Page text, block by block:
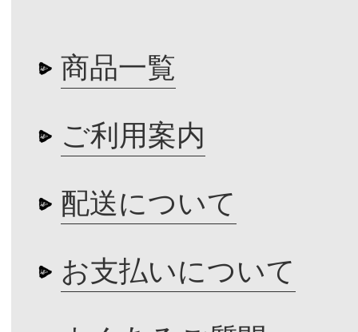
商品一覧
ご利用案内
配送について
お支払いについて